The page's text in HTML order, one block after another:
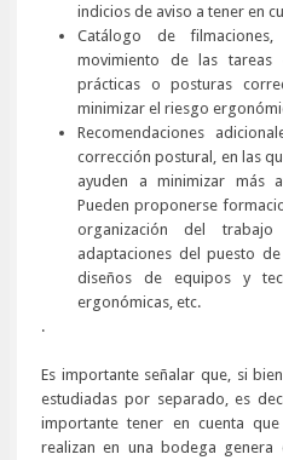
indicios de aviso a tener en
Catálogo de
movimiento de las
prácticas o posturas
minimizar el riesgo
Recomendaciones
corrección postural, en las
ayuden a minimizar más
Pueden proponerse
organización del
adaptaciones del puesto
diseños de equipos y
ergonómicas, etc.
.
Es importante señalar que, si
estudiadas por separado, es
importante tener en cuenta
realizan en una bodega genera